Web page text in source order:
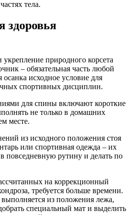
тела.
здоровья
природного корсета
– обязательная часть любой
исходное условие для
спортивных дисциплин.
для спины включают короткие
не только в домашних
месте.
из исходного положения стоя
или спортивная одежда – их
повседневную рутину и делать по
на коррекционный
требуется больше времени.
из положения лежа,
специальный мат и выделить